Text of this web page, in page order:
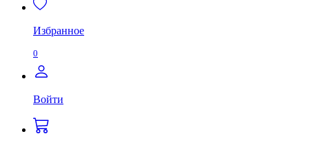
Избранное
0
Войти